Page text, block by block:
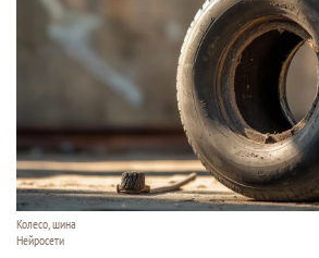
Колесо, шина
Нейросети